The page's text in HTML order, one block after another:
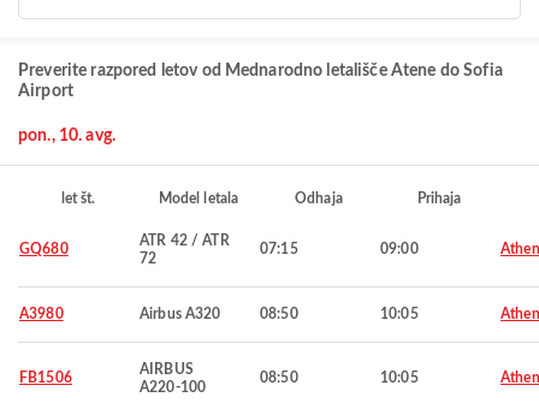
Preverite razpored letov od Mednarodno letališče Atene do Sofia
Airport
pon., 10. avg.
let št. Model letala Odhaja Prihaja
GQ680
ATR 42 / ATR
72
07:15 09:00
A3980 Airbus A320 08:50 10:05
FB1506
AIRBUS
A220-100
08:50 10:05